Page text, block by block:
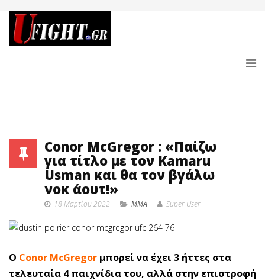
Conor McGregor : «Παίζω
για τίτλο με τον Kamaru
Usman και θα τον βγάλω
νοκ άουτ!»
18 Μαρτίου 2022 MMA Super User
Ο Conor McGregor μπορεί να έχει 3 ήττες στα
τελευταία 4 παιχνίδια του, αλλά στην επιστροφή